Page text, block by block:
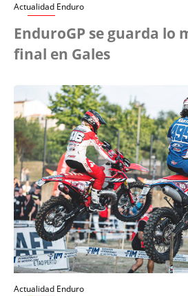
Actualidad Enduro
EnduroGP se guarda lo
final en Gales
Actualidad Enduro